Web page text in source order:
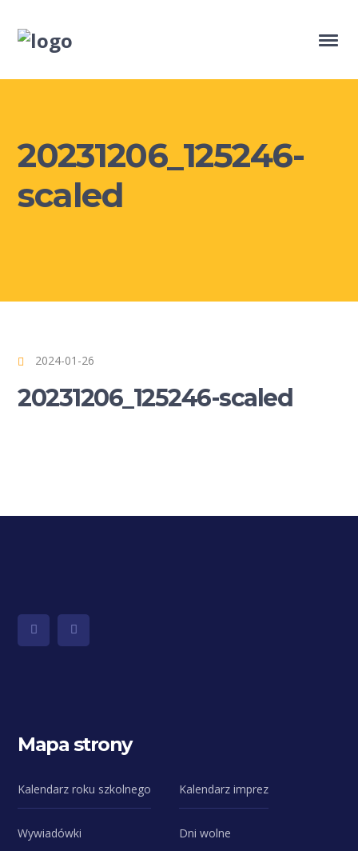
20231206_125246-
scaled
2024-01-26
20231206_125246-scaled
Mapa strony
Kalendarz roku szkolnego Kalendarz imprez
Wywiadówki Dni wolne